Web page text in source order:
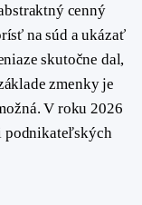
cenný
na súd a ukázať
skutočne dal,
zmenky je
V roku 2026
podnikateľských